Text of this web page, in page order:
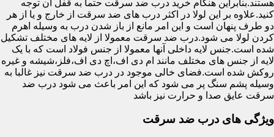
هستند.بنابراین هنگام خرید درب ضد سرقت حتما به قفل آن توجه
کنید.علاوه بر این لولا در اکثر درب های ضد سرقت از خارج و یا از هر
دو طرف پنهان است و این امر مانع از باز شدن درب به وسیله اهرم
کردن لولا می شود.درب ضد سرقت معمولا از لایه های مختلف تشکیل
شده است.جنس لایه داخلی آنها معمولا از جنس فولاد است که با یک
لایه از جنس های مختلف مانند ام دی اف،اچ دی اف،فلز،شیشه و غیره
روکش شده است.فضای خالی موجود در درب ضد سرقت نیز غالبا به
وسیله پشم سنگ پر می شود که این امر باعث می شود درب ضد
سرقت عایق صدا و حرارت نیز باشد
ویژگی های درب ضد سرقت